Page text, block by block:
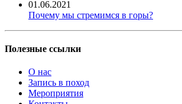
01.06.2021
Почему мы стремимся в горы?
Полезные ссылки
О нас
Запись в поход
Мероприятия